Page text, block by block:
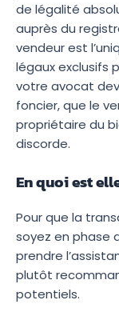
de légalité
auprès du
vendeur est
légaux exclusifs
votre avocat
foncier, que le
propriétaire du
discorde.
En quoi est
Pour que la
soyez en phase
prendre
plutôt
potentiels.